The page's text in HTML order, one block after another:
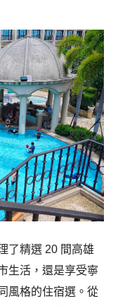
了精選 20 間高雄
生活，還是享受寧
風格的住宿選。從